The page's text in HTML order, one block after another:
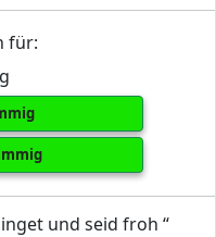
für:
und seid froh “